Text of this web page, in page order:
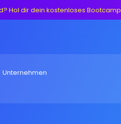
Hol dir dein kostenloses Bootcamp
Unternehmen